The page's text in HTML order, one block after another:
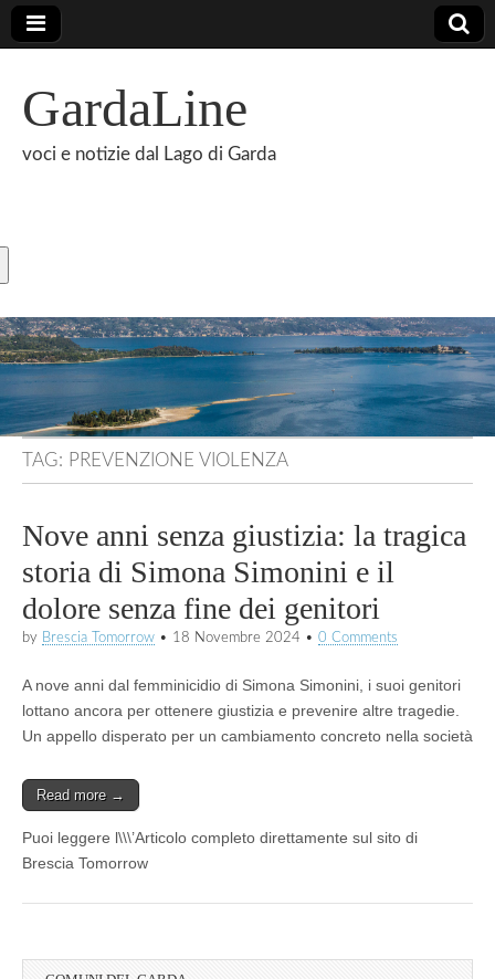
GardaLine
voci e notizie dal Lago di Garda
TAG: PREVENZIONE VIOLENZA
Nove anni senza giustizia: la tragica
storia di Simona Simonini e il
dolore senza fine dei genitori
by Brescia Tomorrow • 18 Novembre 2024 • 0 Comments
A nove anni dal femminicidio di Simona Simonini, i suoi genitori
lottano ancora per ottenere giustizia e prevenire altre tragedie.
Un appello disperato per un cambiamento concreto nella società
Read more →
Puoi leggere l\\\’Articolo completo direttamente sul sito di
Brescia Tomorrow